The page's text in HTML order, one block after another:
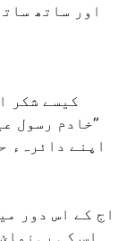
اور ساتھ
کیسے شکر
“خادم رسول
اپنے دائرہء
اج کے اس دور
اس کی